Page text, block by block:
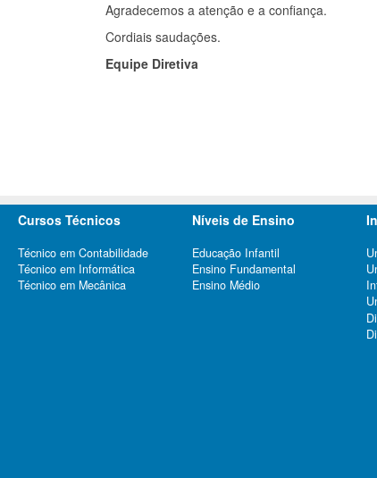
Agradecemos a atenção e a confiança.
Cordiais saudações.
Equipe Diretiva
Cursos Técnicos
Técnico em Contabilidade
Técnico em Informática
Técnico em Mecânica
Níveis de Ensino
Educação Infantil
Ensino Fundamental
Ensino Médio